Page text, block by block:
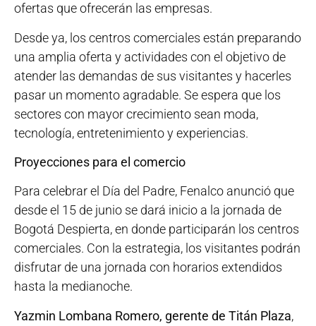
ofertas que ofrecerán las empresas.
Desde ya, los centros comerciales están preparando
una amplia oferta y actividades con el objetivo de
atender las demandas de sus visitantes y hacerles
pasar un momento agradable. Se espera que los
sectores con mayor crecimiento sean moda,
tecnología, entretenimiento y experiencias.
Proyecciones para el comercio
Para celebrar el Día del Padre, Fenalco anunció que
desde el 15 de junio se dará inicio a la jornada de
Bogotá Despierta, en donde participarán los centros
comerciales. Con la estrategia, los visitantes podrán
disfrutar de una jornada con horarios extendidos
hasta la medianoche.
Yazmin Lombana Romero, gerente de Titán Plaza,